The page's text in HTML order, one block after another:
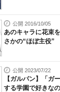
公開 2016/10/05
あのキャラに花束
さかの“ほぼ主役”
公開 2023/07/22
【ガルパン】「ガ
する学園で好きな